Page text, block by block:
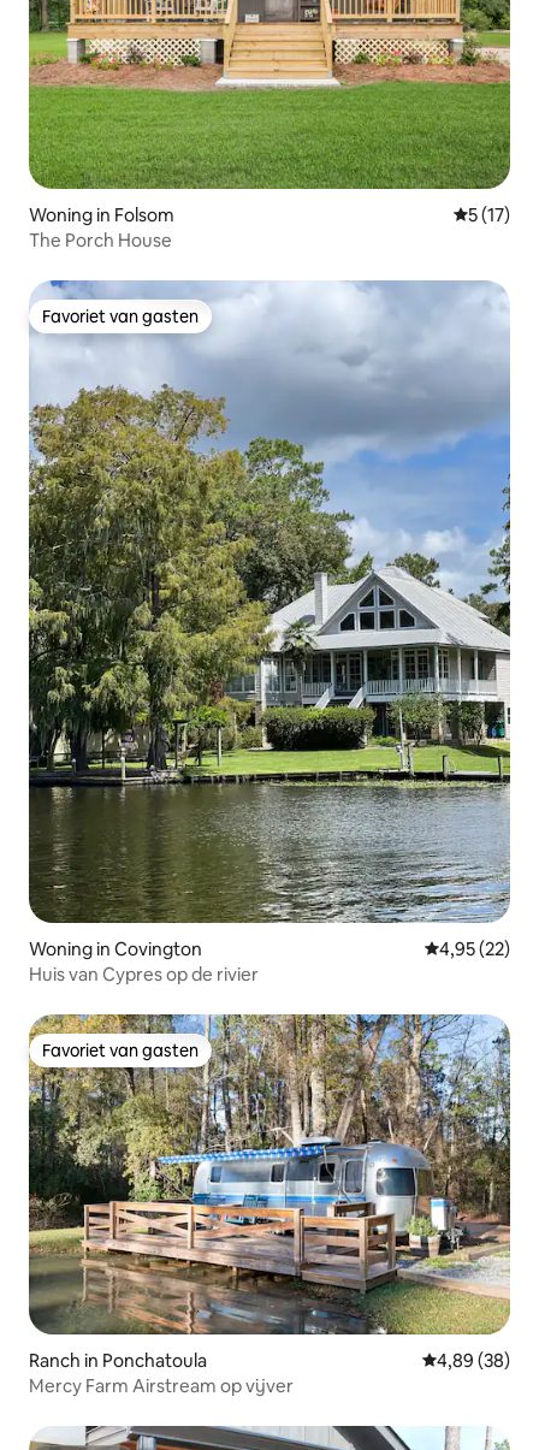
Woning in Folsom
5 (17)
The Porch House
Favoriet van gasten
Favoriet van gasten
Woning in Covington Gemiddelde
4,95 (22)
Huis van Cypres op de rivier
Favoriet van gasten
Favoriet van gasten
Ranch in Ponchatoula Gemiddelde
4,89 (38)
Mercy Farm Airstream op vijver